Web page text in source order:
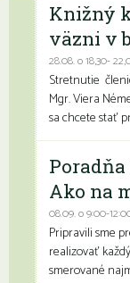
Knižný
väzni v
28.08. o 18,30-
Stretnutie
Mgr. Viera
sa chcete stať
Ako na
08.09. o 9:00-
Pripravili sme
realizovať
smerované